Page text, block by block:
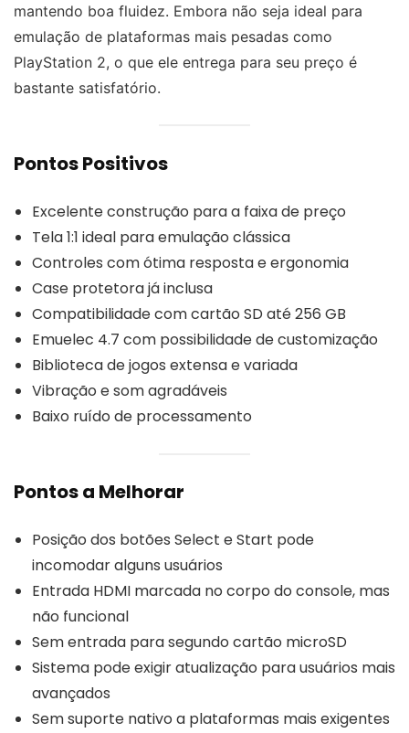
mantendo boa fluidez. Embora não seja ideal para
emulação de plataformas mais pesadas como
PlayStation 2, o que ele entrega para seu preço é
bastante satisfatório.
Pontos Positivos
Excelente construção para a faixa de preço
Tela 1:1 ideal para emulação clássica
Controles com ótima resposta e ergonomia
Case protetora já inclusa
Compatibilidade com cartão SD até 256 GB
Emuelec 4.7 com possibilidade de customização
Biblioteca de jogos extensa e variada
Vibração e som agradáveis
Baixo ruído de processamento
Pontos a Melhorar
Posição dos botões Select e Start pode
incomodar alguns usuários
Entrada HDMI marcada no corpo do console, mas
não funcional
Sem entrada para segundo cartão microSD
Sistema pode exigir atualização para usuários mais
avançados
Sem suporte nativo a plataformas mais exigentes